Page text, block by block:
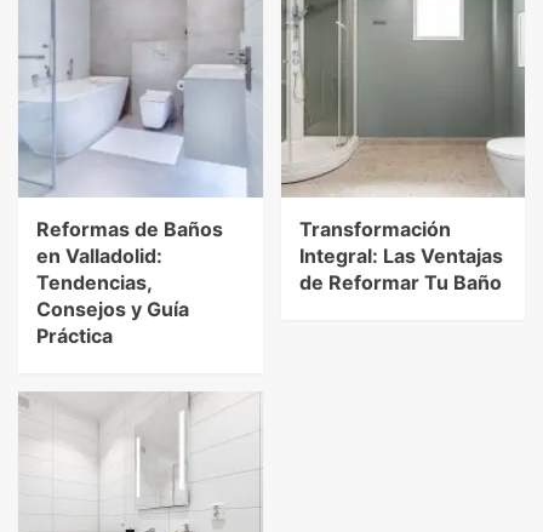
Reformas de Baños
en Valladolid:
Tendencias,
Consejos y Guía
Práctica
Transformación
Integral: Las Ventajas
de Reformar Tu Baño